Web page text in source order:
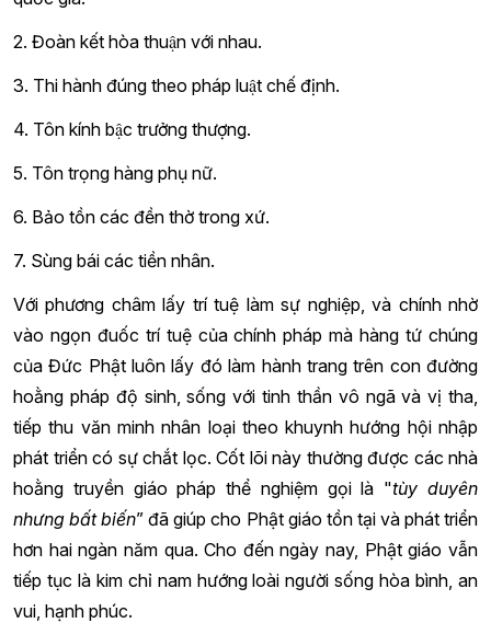
2. Đoàn kết hòa thuận với nhau.
3. Thi hành đúng theo pháp luật chế định.
4. Tôn kính bậc trưởng thượng.
5. Tôn trọng hàng phụ nữ.
6. Bảo tồn các đền thờ trong xứ.
7. Sùng bái các tiền nhân.
Với phương châm lấy trí tuệ làm sự nghiệp, và chính nhờ
vào ngọn đuốc trí tuệ của chính pháp mà hàng tứ chúng
của Đức Phật luôn lấy đó làm hành trang trên con đường
hoằng pháp độ sinh, sống với tinh thần vô ngã và vị tha,
tiếp thu văn minh nhân loại theo khuynh hướng hội nhập
phát triển có sự chắt lọc. Cốt lõi này thường được các nhà
hoằng truyền giáo pháp thể nghiệm gọi là "tùy duyên
nhưng bất biến” đã giúp cho Phật giáo tồn tại và phát triển
hơn hai ngàn năm qua. Cho đến ngày nay, Phật giáo vẫn
tiếp tục là kim chỉ nam hướng loài người sống hòa bình, an
vui, hạnh phúc.